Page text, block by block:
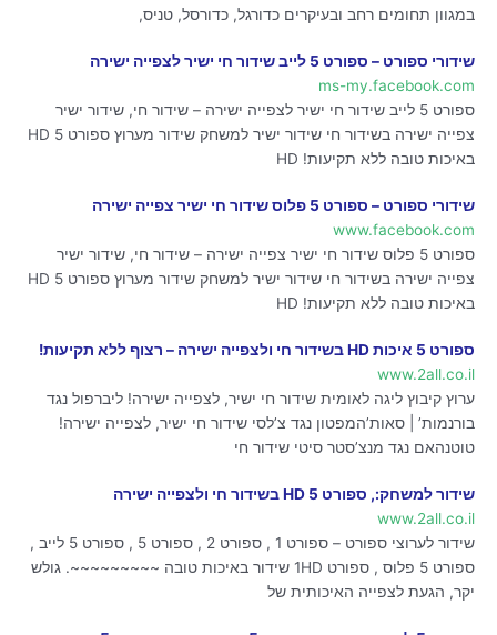
במגוון תחומים רחב ובעיקרים כדורגל, כדורסל, טניס,
שידורי ספורט – ספורט 5 לייב שידור חי ישיר לצפייה ישירה
ms-my.facebook.com
ספורט 5 לייב שידור חי ישיר לצפייה ישירה – שידור חי, שידור ישיר
צפייה ישירה בשידור חי שידור ישיר למשחק שידור מערוץ ספורט 5 HD
באיכות טובה ללא תקיעות! HD
שידורי ספורט – ספורט 5 פלוס שידור חי ישיר צפייה ישירה
www.facebook.com
ספורט 5 פלוס שידור חי ישיר צפייה ישירה – שידור חי, שידור ישיר
צפייה ישירה בשידור חי שידור ישיר למשחק שידור מערוץ ספורט 5 HD
באיכות טובה ללא תקיעות! HD
ספורט 5 איכות HD בשידור חי ולצפייה ישירה – רצוף ללא תקיעות!
www.2all.co.il
ערוץ קיבוץ ליגה לאומית שידור חי ישיר, לצפייה ישירה! ליברפול נגד
בורנמות’ | סאות’המפטון נגד צ’לסי שידור חי ישיר, לצפייה ישירה!
טוטנהאם נגד מנצ’סטר סיטי שידור חי
שידור למשחק:, ספורט 5 HD בשידור חי ולצפייה ישירה
www.2all.co.il
שידור לערוצי ספורט – ספורט 1 , ספורט 2 , ספורט 5 , ספורט 5 לייב ,
ספורט 5 פלוס , ספורט 1HD שידור באיכות טובה ~~~~~~~~~. גולש
יקר, הגעת לצפייה האיכותית של